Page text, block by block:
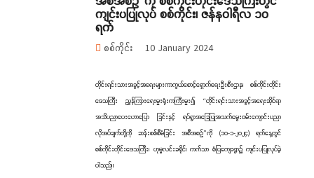
ကျင်းပပြုလုပ် စစ်ကိုင်း၊ ဇန်နဝါရီလ ၁၀
ရက်
စစ်ကိုင်း 10 January 2024
တိုင်းရင်းသားအခွင့်အရေးများကာကွယ်စောင့်ရှောက်ရေးဦးစီးဌာန၊ စစ်ကိုင်းတိုင်း
ဒေသကြီး ညွှန်ကြားရေးမှူးရုံးကကြီးမှူး၍ “တိုင်းရင်းသားအခွင့်အရေးဆိုင်ရာ
အသိပညာပေးဟောပြော ခြင်းနှင့် ရပ်ရွာအခြေပြုအသက်မွေးဝမ်းကျောင်းပညာ
လိုအပ်ချက်တို့ကို ဆန်းစစ်စီမံခြင်း အစီအစဉ်”ကို (၁၀-၁-၂၀၂၄) ရက်နေ့တွင်
စစ်ကိုင်းတိုင်းဒေသကြီး၊ ဟုမ္မလင်းခရိုင်၊ ကက်သာ စံပြကျေးရွာ၌ ကျင်းပပြုလုပ်ခဲ့
ပါသည်။